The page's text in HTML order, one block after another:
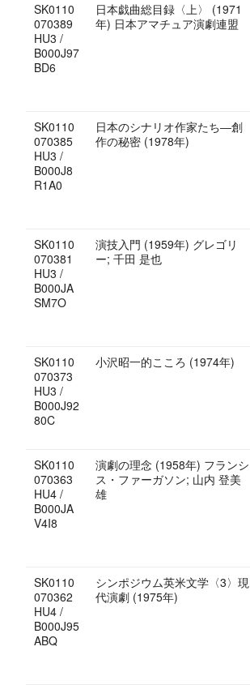
SK0110
070389
HU3 /
B000J97
BD6
日本戯曲総目録〈上〉 (1971
年) 日本アマチュア演劇連盟
SK0110
070385
HU3 /
B000J8
R1A0
日本のシナリオ作家たち―創
作の秘密 (1978年)
SK0110
070381
HU3 /
B000JA
SM7O
演技入門 (1959年) グレゴリ
ー; 千田 是也
SK0110
070373
HU3 /
B000J92
80C
小沢昭一的こころ (1974年)
SK0110
070363
HU4 /
B000JA
V4I8
演劇の理念 (1958年) フランシ
ス・ファーガソン; 山内 登美
雄
SK0110
070362
HU4 /
B000J95
ABQ
シンポジウム英米文学〈3〉現
代演劇 (1975年)